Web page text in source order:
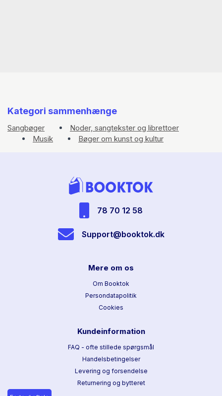
Kategori sammenhænge
Sangbøger
Noder, sangtekster og librettoer
Musik
Bøger om kunst og kultur
78 70 12 58
Support@booktok.dk
Mere om os
Om Booktok
Persondatapolitik
Cookies
Kundeinformation
FAQ - ofte stillede spørgsmål
Handelsbetingelser
Levering og forsendelse
Returnering og bytteret